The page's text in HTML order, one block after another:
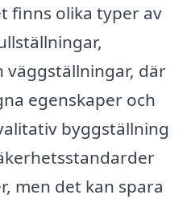
finns olika typer av
väggställningar, där
egenskaper och
byggställning
men det kan spara